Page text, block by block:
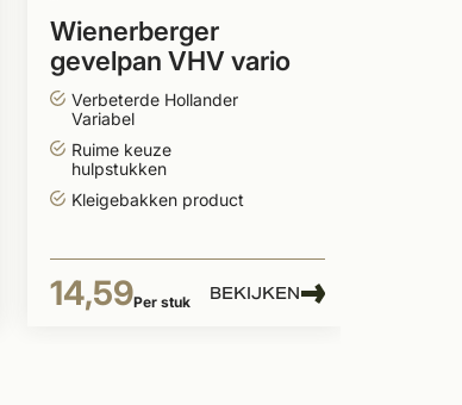
Wienerberger
gevelpan VHV vario
Links natuurrood
Verbeterde Hollander
Variabel
Ruime keuze
hulpstukken
Kleigebakken product
14,59Per stuk BEKIJKEN